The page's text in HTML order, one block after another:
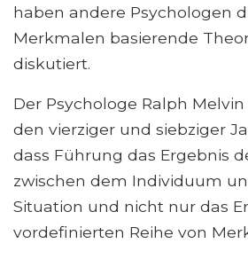
haben andere Psychologen
Merkmalen basierende
diskutiert.
Der Psychologe Ralph
den vierziger und siebziger
dass Führung das Ergebnis
zwischen dem Individuum
Situation und nicht nur das
vordefinierten Reihe von